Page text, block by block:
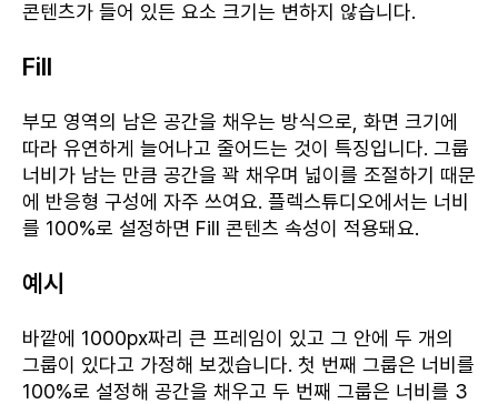
콘텐츠가 들어 있든 요소 크기는 변하지 않습니다.
Fill
부모 영역의 남은 공간을 채우는 방식으로, 화면 크기에
따라 유연하게 늘어나고 줄어드는 것이 특징입니다. 그룹
너비가 남는 만큼 공간을 꽉 채우며 넓이를 조절하기 때문
에 반응형 구성에 자주 쓰여요. 플렉스튜디오에서는 너비
를 100%로 설정하면 Fill 콘텐츠 속성이 적용돼요.
예시
바깥에 1000px짜리 큰 프레임이 있고 그 안에 두 개의
그룹이 있다고 가정해 보겠습니다. 첫 번째 그룹은 너비를
100%로 설정해 공간을 채우고 두 번째 그룹은 너비를 3